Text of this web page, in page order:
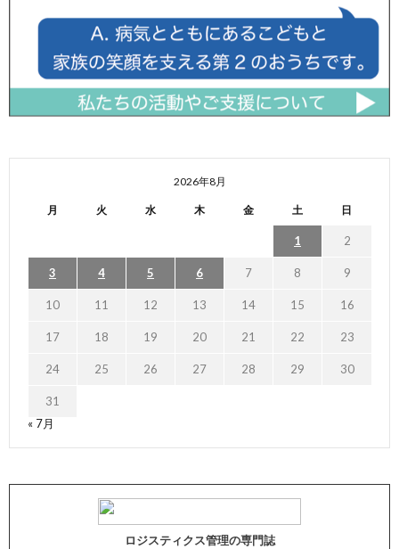
2026年8月
月 火 水 木 金 土 日
1 2
3 4 5 6 7 8 9
10 11 12 13 14 15 16
17 18 19 20 21 22 23
24 25 26 27 28 29 30
31
« 7月
ロジスティクス管理の専門誌